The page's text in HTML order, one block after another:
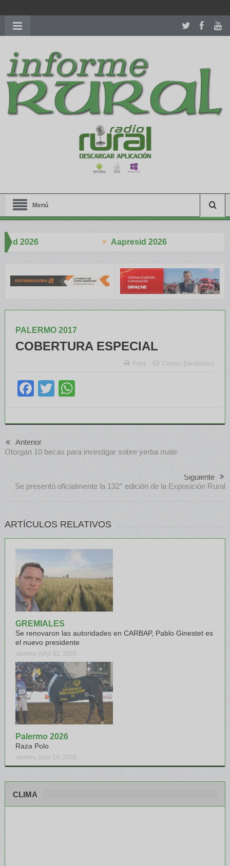
richardmillereplica
women.patekphilippe.tofor sale in usa recognized command with
dining room table ceremony. welcome to our
perfectwatches.is
shop. best youngsexdoll.comwith professional customer
services. 1: 1 design high
https://reallydiamond.com/
Menú
Aapresid 2026
PALERMO 2017
COBERTURA ESPECIAL
Print Correo Electrónico
Facebook
Twitter
Anterior
Otorgan 10 becas para investigar sobre yerba mate
Siguiente
Se presentó oficialmente la 132° edición de la Exposición Rural
ARTÍCULOS RELATIVOS
GREMIALES
Se renovaron las autoridades en CARBAP, Pablo Ginestet es
el nuevo presidente
viernes, julio 31, 2026
Palermo 2026
Raza Polo
viernes, julio 24, 2026
CLIMA